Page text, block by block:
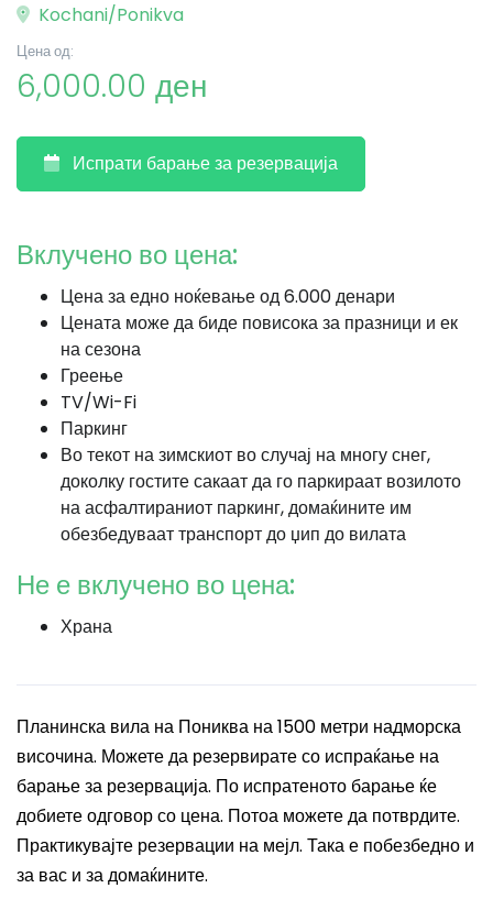
Kochani/Ponikva
Цена од:
6,000.00 ден
Испрати барање за резервација
Вклучено во цена:
Цена за едно ноќевање од 6.000 денари
Цената може да биде повисока за празници и ек
на сезона
Греење
TV/Wi-Fi
Паркинг
Во текот на зимскиот во случај на многу снег,
доколку гостите сакаат да го паркираат возилото
на асфалтираниот паркинг, домаќините им
обезбедуваат транспорт до џип до вилата
Не е вклучено во цена:
Храна
Планинска вила на Пониква на 1500 метри надморска
височина. Можете да резервирате со испраќање на
барање за резервација. По испратеното барање ќе
добиете одговор со цена. Потоа можете да потврдите.
Практикувајте резервации на мејл. Така е побезбедно и
за вас и за домаќините.